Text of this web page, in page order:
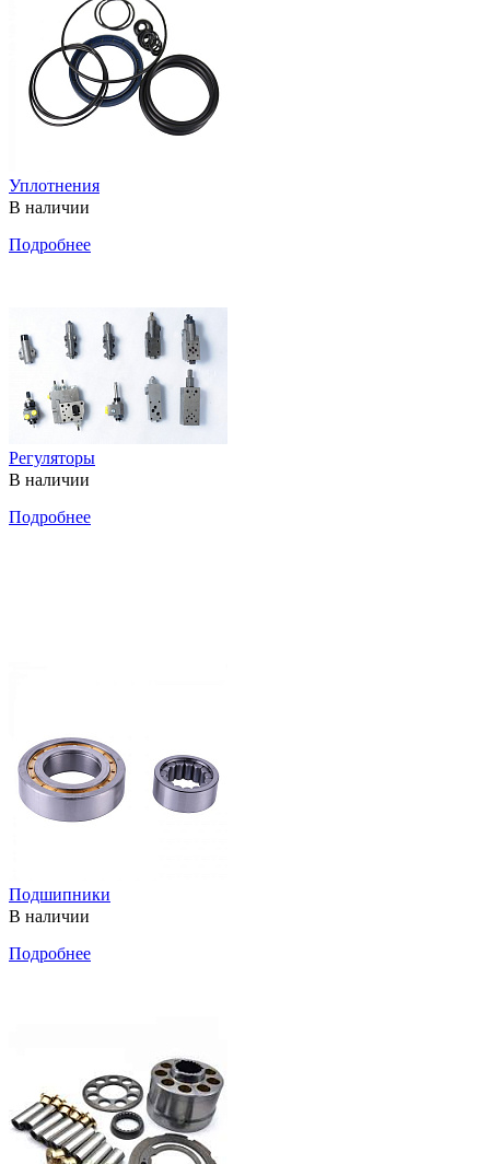
Уплотнения
В наличии
Подробнее
Регуляторы
В наличии
Подробнее
Подшипники
В наличии
Подробнее